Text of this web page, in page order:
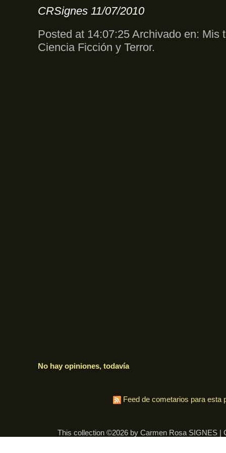
CRSignes 11/07/2010
Posted at 14:07:25 Archivado en: Mis
Ciencia Ficción y Terror.
No hay opiniones, todavía
Feed de cometarios para esta
This collection ©2026 by Carmen Rosa SIGNES |